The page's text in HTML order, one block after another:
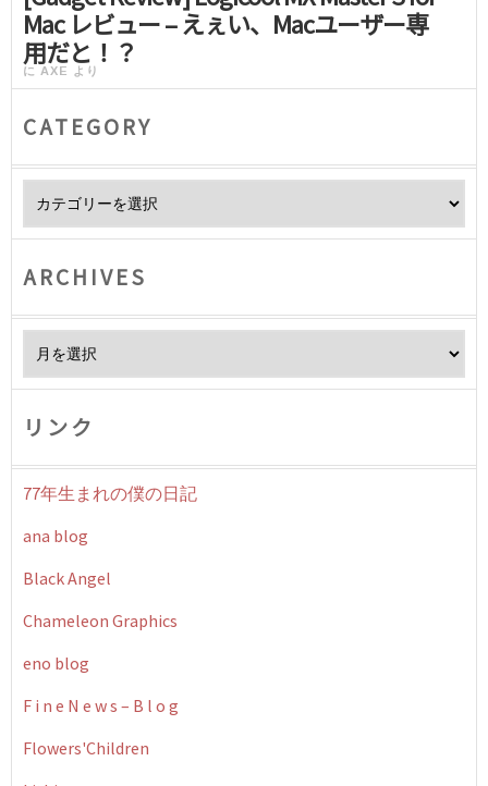
Mac レビュー – えぇい、Macユーザー専
用だと！？
に AXE より
CATEGORY
ARCHIVES
リンク
77年生まれの僕の日記
ana blog
Black Angel
Chameleon Graphics
eno blog
F i n e N e w s – B l o g
Flowers'Children